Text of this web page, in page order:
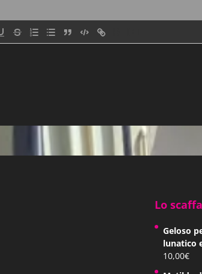
Lo
Geloso
lunatico
10,00€